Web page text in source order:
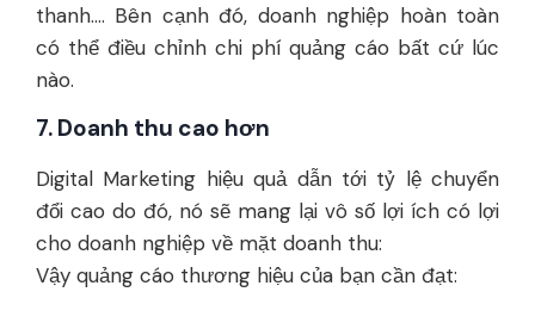
thanh.... Bên cạnh đó, doanh nghiệp hoàn toàn
có thể điều chỉnh chi phí quảng cáo bất cứ lúc
nào.
7. Doanh thu cao hơn
Digital Marketing hiệu quả dẫn tới tỷ lệ chuyển
đổi cao do đó, nó sẽ mang lại vô số lợi ích có lợi
cho doanh nghiệp về mặt doanh thu:
Vậy quảng cáo thương hiệu của bạn cần đạt: